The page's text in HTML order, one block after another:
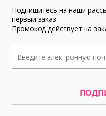
Подпишитесь на наши
первый заказ
Промокод действует на